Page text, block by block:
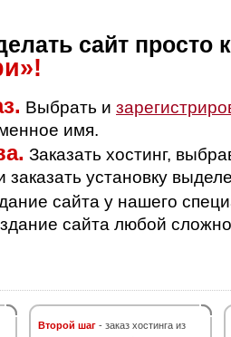
сайт просто
Выбрать и
имя.
Заказать хостинг,
установку
сайта у нашего
сайта любой
Второй шаг - заказ хостинга из